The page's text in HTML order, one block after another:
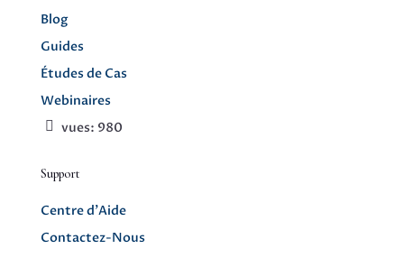
Blog
Guides
Études de Cas
Webinaires
vues: 980
Support
Centre d’Aide
Contactez-Nous